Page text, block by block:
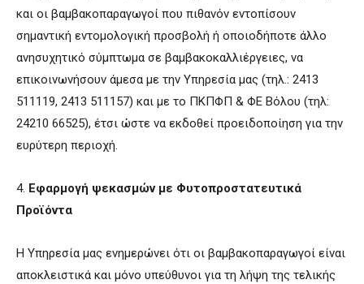
και οι βαμβακοπαραγωγοί που πιθανόν εντοπίσουν
σημαντική εντομολογική προσβολή ή οποιοδήποτε άλλο
ανησυχητικό σύμπτωμα σε βαμβακοκαλλιέργειες, να
επικοινωνήσουν άμεσα με την Υπηρεσία μας (τηλ.: 2413
511119, 2413 511157) και με το ΠΚΠΦΠ & ΦΕ Βόλου (τηλ:
24210 66525), έτσι ώστε να εκδοθεί προειδοποίηση για την
ευρύτερη περιοχή.
4. Εφαρμογή ψεκασμών με Φυτοπροστατευτικά
Προϊόντα
Η Υπηρεσία μας ενημερώνει ότι οι βαμβακοπαραγωγοί είναι
αποκλειστικά και μόνο υπεύθυνοι για τη λήψη της τελικής